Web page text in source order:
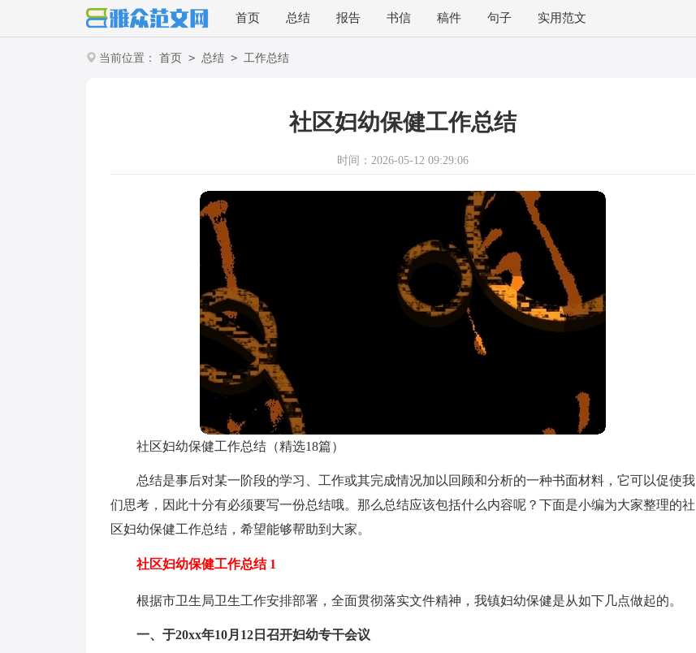
首页 总结 报告 书信 稿件 句子 实用范文
当前位置： 首页 > 总结 > 工作总结
社区妇幼保健工作总结
时间：2026-05-12 09:29:06
社区妇幼保健工作总结（精选18篇）
总结是事后对某一阶段的学习、工作或其完成情况加以回顾和分析的一种书面材料，它可以促使我
们思考，因此十分有必须要写一份总结哦。那么总结应该包括什么内容呢？下面是小编为大家整理的社
区妇幼保健工作总结，希望能够帮助到大家。
社区妇幼保健工作总结 1
根据市卫生局卫生工作安排部署，全面贯彻落实文件精神，我镇妇幼保健是从如下几点做起的。
一、于20xx年10月12日召开妇幼专干会议